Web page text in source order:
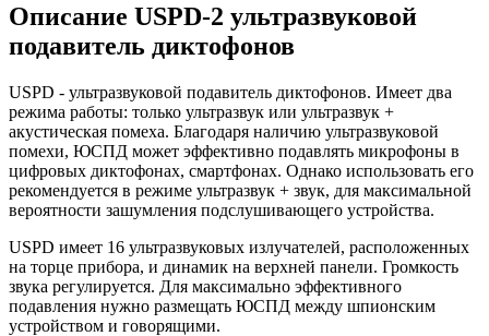
Описание USPD-2 ультразвуковой
подавитель диктофонов
USPD - ультразвуковой подавитель диктофонов. Имеет два
режима работы: только ультразвук или ультразвук +
акустическая помеха. Благодаря наличию ультразвуковой
помехи, ЮСПД может эффективно подавлять микрофоны в
цифровых диктофонах, смартфонах. Однако использовать его
рекомендуется в режиме ультразвук + звук, для максимальной
вероятности зашумления подслушивающего устройства.
USPD имеет 16 ультразвуковых излучателей, расположенных
на торце прибора, и динамик на верхней панели. Громкость
звука регулируется. Для максимально эффективного
подавления нужно размещать ЮСПД между шпионским
устройством и говорящими.